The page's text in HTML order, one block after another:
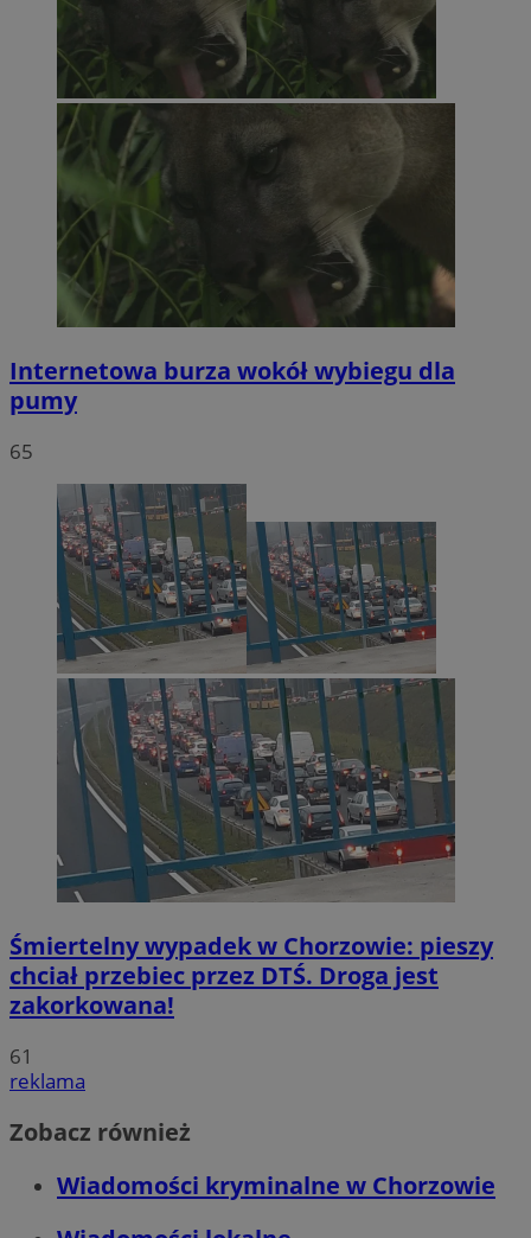
Internetowa burza wokół wybiegu dla
pumy
65
Śmiertelny wypadek w Chorzowie: pieszy
chciał przebiec przez DTŚ. Droga jest
zakorkowana!
61
reklama
Zobacz również
Wiadomości kryminalne w Chorzowie